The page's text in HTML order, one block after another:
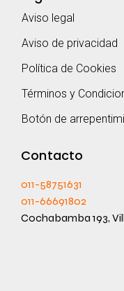
Aviso legal
Aviso de privacidad
Política de Cookies
Términos y
Botón de
Contacto
011-58751631
011-66691802
Cochabamba 193,